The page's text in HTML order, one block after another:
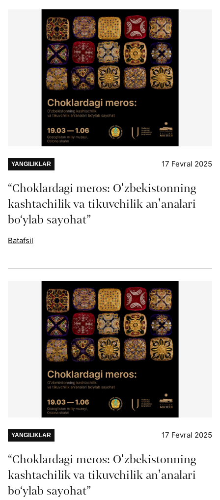
YANGILIKLAR 17 Fevral 2025
“Choklardagi meros: Oʻzbekistonning
kashtachilik va tikuvchilik anʼanalari
bo‘ylab sayohat”
Batafsil
YANGILIKLAR 17 Fevral 2025
“Choklardagi meros: Oʻzbekistonning
kashtachilik va tikuvchilik anʼanalari
bo‘ylab sayohat”